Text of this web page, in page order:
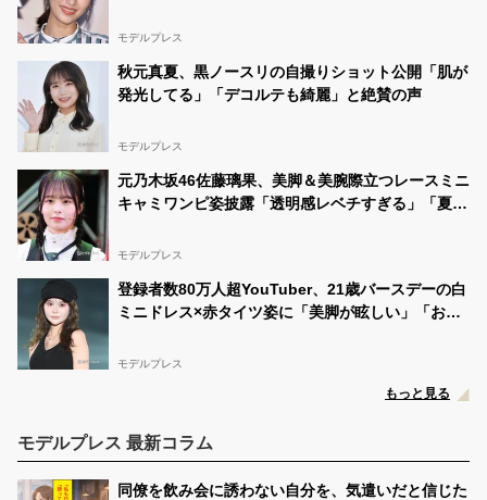
モデルプレス
秋元真夏、黒ノースリの自撮りショット公開「肌が
発光してる」「デコルテも綺麗」と絶賛の声
モデルプレス
元乃木坂46佐藤璃果、美脚＆美腕際立つレースミニ
キャミワンピ姿披露「透明感レベチすぎる」「夏の
モデルプレス
登録者数80万人超YouTuber、21歳バースデーの白
ミニドレス×赤タイツ姿に「美脚が眩しい」「おし
モデルプレス
もっと見る
モデルプレス 最新コラム
同僚を飲み会に誘わない自分を、気遣いだと信じた